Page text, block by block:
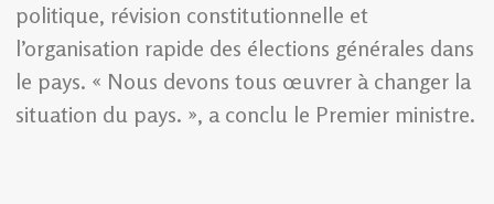
politique, révision constitutionnelle et
l’organisation rapide des élections générales dans
le pays. « Nous devons tous œuvrer à changer la
situation du pays. », a conclu le Premier ministre.